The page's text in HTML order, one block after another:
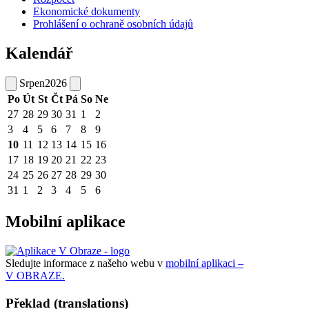
Ekonomické dokumenty
Prohlášení o ochraně osobních údajů
Kalendář
Srpen2026
Po Út St Čt Pá So Ne
27 28 29 30 31 1
2
3
4 5 6 7 8
9
10 11 12 13 14 15 16
17 18 19 20 21 22 23
24 25 26 27 28 29 30
31 1 2 3 4 5 6
Mobilní aplikace
Sledujte informace z našeho webu v mobilní aplikaci –
V OBRAZE.
Překlad (translations)